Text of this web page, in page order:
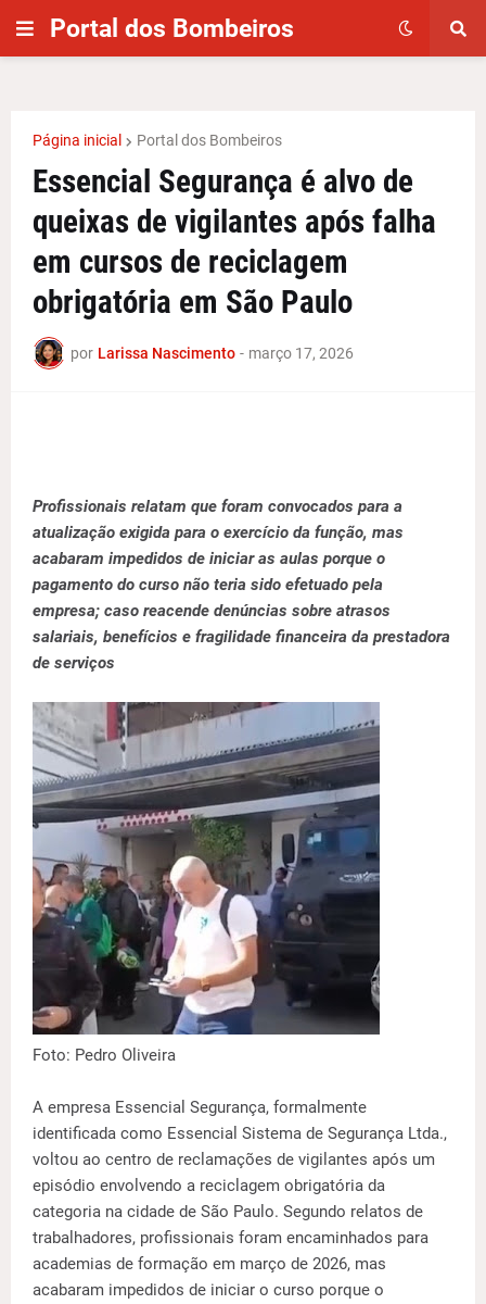
Portal dos Bombeiros
Página inicial Portal dos Bombeiros
Essencial Segurança é alvo de
queixas de vigilantes após falha
em cursos de reciclagem
obrigatória em São Paulo
por Larissa Nascimento - março 17, 2026
Profissionais relatam que foram convocados para a
atualização exigida para o exercício da função, mas
acabaram impedidos de iniciar as aulas porque o
pagamento do curso não teria sido efetuado pela
empresa; caso reacende denúncias sobre atrasos
salariais, benefícios e fragilidade financeira da prestadora
de serviços
Foto: Pedro Oliveira
A empresa Essencial Segurança, formalmente
identificada como Essencial Sistema de Segurança Ltda.,
voltou ao centro de reclamações de vigilantes após um
episódio envolvendo a reciclagem obrigatória da
categoria na cidade de São Paulo. Segundo relatos de
trabalhadores, profissionais foram encaminhados para
academias de formação em março de 2026, mas
acabaram impedidos de iniciar o curso porque o